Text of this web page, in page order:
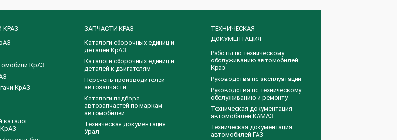
КрАЗ
КрАЗ
каталог
ЗАПЧАСТИ КРАЗ
Каталоги сборочных единиц и
деталей КрАЗ
​Каталоги сборочных единиц и
деталей к двигателям
Перечень производителей
автозапчасти
Каталоги подбора
автозапчастей по маркам
автомобилей
Техническая документация
Урал
ТЕХНИЧЕСКАЯ
ДОКУМЕНТАЦИЯ
Работы по техническому
обслуживанию автомобилей
Краз
Руководства по эксплуатации
Руководства по техническому
обслуживанию и ремонту
Техническая документация
автомобилей КАМАЗ
Техническая документация
автомобилей ГАЗ